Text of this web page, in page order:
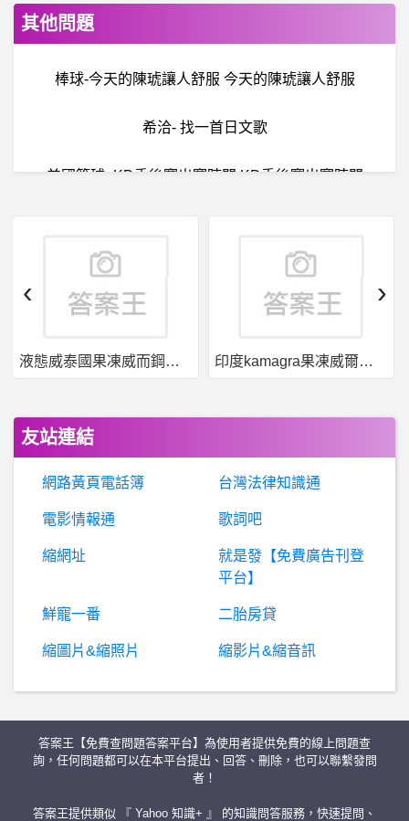
其他問題
棒球-今天的陳琥讓人舒服 今天的陳琥讓人舒服
希洽- 找一首日文歌
美國籃球- KD季後賽出賽時間 KD季後賽出賽時間
B
itC詐騙！BitC詐騙是真投資是假！BitC虛擬貨幣詐騙！！
為
什麼某些人會對人格分裂患者感到害怕？ 有人格分裂要如何與人相處？
林匯國際詐騙
女
人話題- 摩斯為什麼都女生在吃? 摩斯為什麼都女生在吃?
錶板- 文錶防水問題 文錶防水問題
希
洽- 線上遊戲是不是很容易遇到詐騙？ 線上遊戲是不是很容易遇到詐騙？
液態威泰國果凍威而鋼哪裡買 印度kamagra果凍威爾剛用於治療男性勃起功能障礙
‹ ›
友站連結
網路黃頁電話簿 台灣法律知識通
電影情報通 歌詞吧
縮網址
就是發【免費廣告刊登
平台】
鮮寵一番 二胎房貸
縮圖片&縮照片 縮影片&縮音訊
答案王【免費查問題答案平台】為使用者提供免費的線上問題查
詢，任何問題都可以在本平台提出、回答、刪除，也可以聯繫發問
者！
答案王提供類似 『 Yahoo 知識+ 』 的知識問答服務，快速提問、